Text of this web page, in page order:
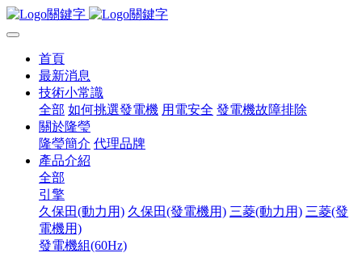
首頁
最新消息
技術小常識
全部 如何挑選發電機 用電安全 發電機故障排除
關於隆瑩
隆瑩簡介 代理品牌
產品介紹
全部
引擎
久保田(動力用) 久保田(發電機用) 三菱(動力用) 三菱(發
電機用)
發電機組(60Hz)